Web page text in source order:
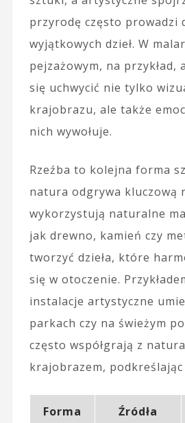
przyrodę często prowadzi
wyjątkowych dzieł. W
pejzażowym, na przykład,
się uchwycić nie tylko
krajobrazu, ale także
nich wywołuje.
Rzeźba to kolejna forma
natura odgrywa kluczową
wykorzystują naturalne
jak drewno, kamień czy
tworzyć dzieła, które
się w otoczenie.
instalacje artystyczne
parkach czy na świeżym
często współgrają z
krajobrazem,
Forma
Źródła